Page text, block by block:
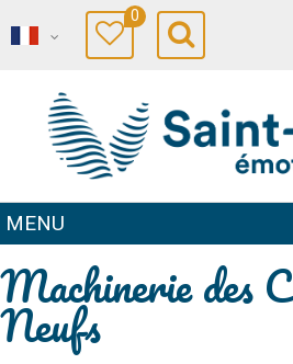
0
MENU
Machinerie des
Neufs